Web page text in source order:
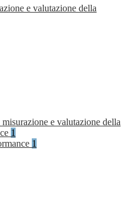
e valutazione della
misurazione e valutazione della
1
1